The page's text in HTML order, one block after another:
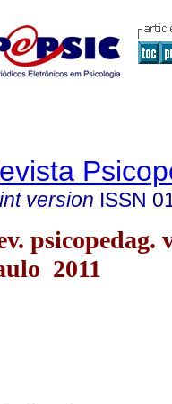
version ISSN
psicopedag.
2011